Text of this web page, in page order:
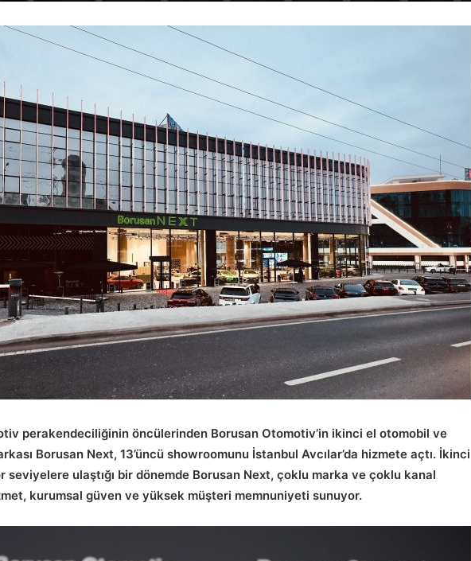
perakendeciliğinin öncülerinden Borusan Otomotiv’in ikinci el otomobil ve
Borusan Next, 13’üncü showroomunu İstanbul Avcılar’da hizmete açtı. İkinci
seviyelere ulaştığı bir dönemde Borusan Next, çoklu marka ve çoklu kanal
kurumsal güven ve yüksek müşteri memnuniyeti sunuyor.